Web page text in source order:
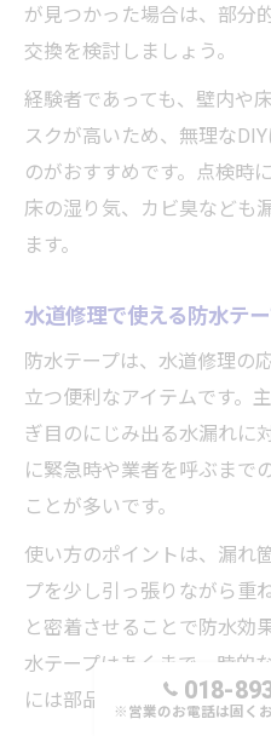
が見つかった場合は、部分
交換を検討しましょう。
経験者であっても、壁内や
スクが高いため、無理な
のがおすすめです。点検時
床の湿り気、カビ臭なども
ます。
水道修理で使える防水テ
防水テープは、水道修理の
立つ便利なアイテムです。
ぎ目のにじみ出る水漏れに
に緊急時や業者を呼ぶまで
ことが多いです。
使い方のポイントは、漏れ
プを少し引っ張りながら重
と密着させることで防水効
水テープはあくまで一時的
には部品交換や専門的な作
018-
※営業のお電話は固く